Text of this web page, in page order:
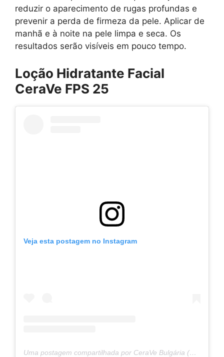
reduzir o aparecimento de rugas profundas e
prevenir a perda de firmeza da pele. Aplicar de
manhã e à noite na pele limpa e seca. Os
resultados serão visíveis em pouco tempo.
Loção Hidratante Facial
CeraVe FPS 25
Veja esta postagem no Instagram
Uma postagem compartilhada por CeraVe Bulgária (@ceravebulgaria)